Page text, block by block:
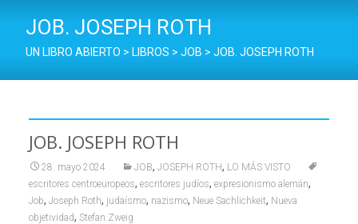
JOB. JOSEPH ROTH
UN LIBRO ABIERTO > LIBROS > JOB > JOB. JOSEPH ROTH
JOB. JOSEPH ROTH
28. mayo 2024 JOB, JOSEPH ROTH, LO MÁS VISTO
escritores centroeuropeos, escritores judíos, expresionismo alemán,
Job, Joseph Roth, judaísmo, nazismo, Neue Sachlichkeit, Nueva
objetividad, Stefan Zweig